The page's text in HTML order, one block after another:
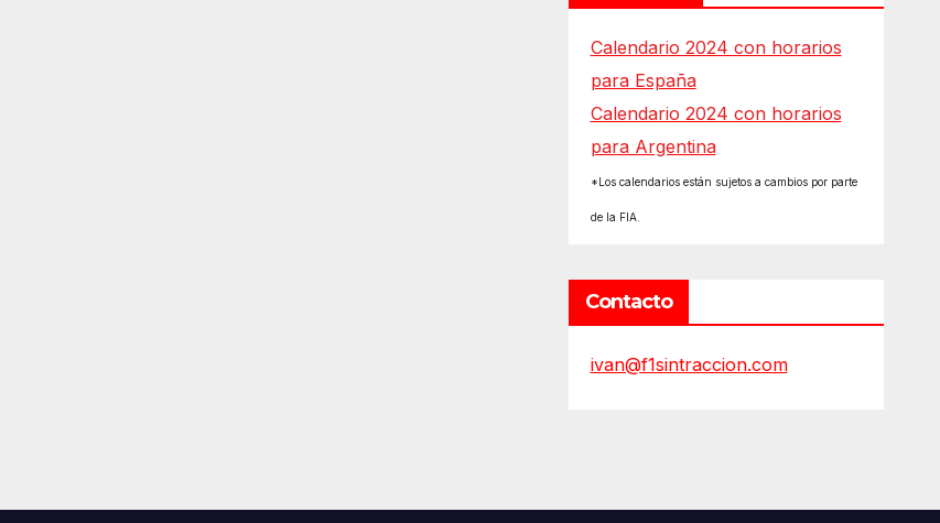
Calendario 2024 con horarios
para España
Calendario 2024 con horarios
para Argentina
*Los calendarios están sujetos a cambios por parte
de la FIA.
Contacto
ivan@f1sintraccion.com